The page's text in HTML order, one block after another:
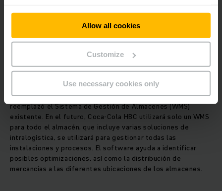
Allow all cookies
Customize
Use necessary cookies only
disponibilidad constante de nuestros productos ”.
Además, los Transelevadores de MIAS, la filial de
Jungheinrich, aportan velocidad al almacén automático de
pallets: gracias a dispositivos especiales, prevalece la alta
velocidad durante y la recuperación de mercancías con un
peso de hasta siete toneladas y aquí también se pueden
integrar dispositivos adicionales si es necesario. Además, se
reemplazó el Sistema de Gestión de Almacenes (WMS)
existente. En el futuro, Coca-Cola HBC utilizará solo un WMS
para todo el almacén, que incluye varias soluciones de
intralogística, se utilizará para gestionar todas las
instalaciones y procesos. El software ayuda a identificar
posibles optimizaciones, así como la distribución de
mercancías a las diferentes ubicaciones de los almacenes.